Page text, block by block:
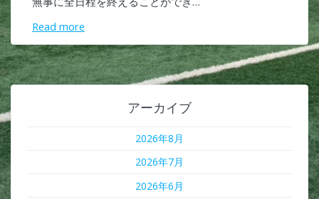
Read more
アーカイブ
2026年8月
2026年7月
2026年6月